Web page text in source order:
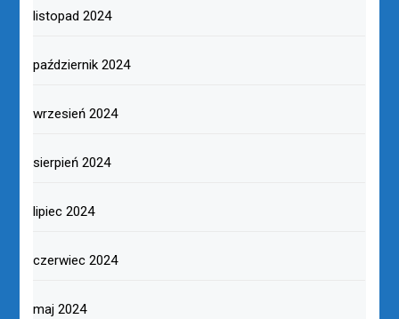
listopad 2024
październik 2024
wrzesień 2024
sierpień 2024
lipiec 2024
czerwiec 2024
maj 2024